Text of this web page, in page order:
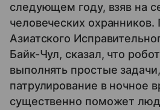
следующем году, взяв на
человеческих
Азиатского
Байк-Чул, сказал, что
выполнять простые
патрулирование в ночное
существенно поможет